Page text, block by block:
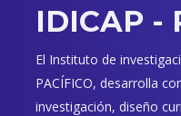
IDICAP -
El Instituto de
PACÍFICO, desarrolla
investigación, diseño